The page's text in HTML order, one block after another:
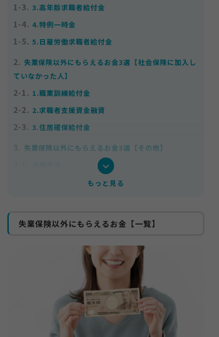
1-3. 3.高年齢求職者給付金
1-4. 4.特例一時金
1-5. 5.日雇労働求職者給付金
2. 失業保険以外にもらえるお金3選【社会保険に加入し
ていなかった人】
2-1. 1.職業訓練給付金
2-2. 2.求職者支援資金融資
2-3. 3.住居確保給付金
失業保険以外にもらえるお金3選【その他】
4-1.不正受給にならないようにする
受給期間を確認する
失業保険以外にもらえるお金に関するよくある質問
自己都合の退職でも給付金はもらえる？
給付金を受け取るデメリットはある？
パートやアルバイトでも対象になる？
もっと見る
失業保険以外にもらえるお金【一覧】